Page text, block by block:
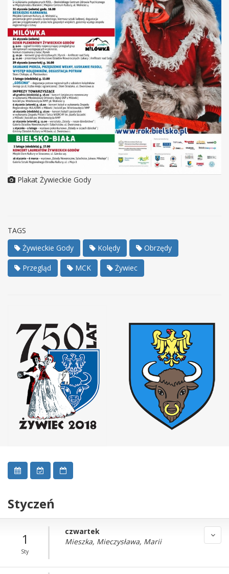
Plakat Żywieckie Gody
TAGS
Żywieckie Gody
Kolędy Obrzędy
Przegląd MCK Żywiec
Styczeń
1
Sty
czwartek
Mieszka, Mieczysława, Marii